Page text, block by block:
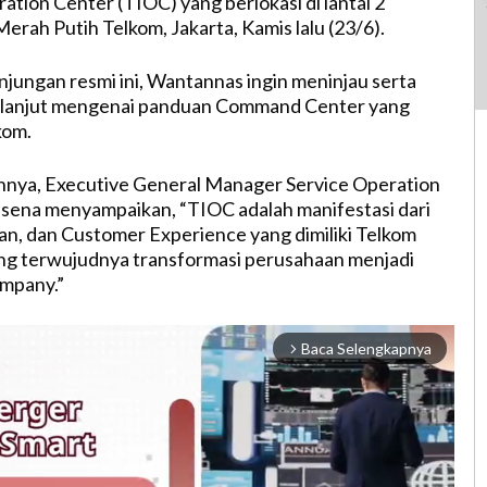
Putih Telkom, Jakarta, Kamis lalu (23/6).
resmi ini, Wantannas ingin meninjau serta
mengenai panduan Command Center yang
Executive General Manager Service Operation
menyampaikan, “TIOC adalah manifestasi dari
dan Customer Experience yang dimiliki Telkom
terwujudnya transformasi perusahaan menjadi
arrow_forward_ios Baca Selengkapnya